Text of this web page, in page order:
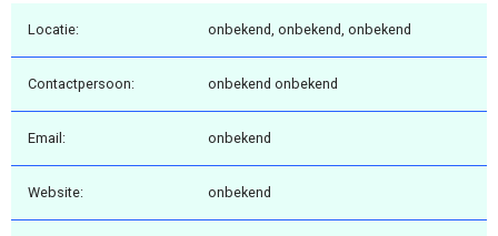
Locatie: onbekend, onbekend, onbekend
Contactpersoon: onbekend onbekend
Email: onbekend
Website: onbekend